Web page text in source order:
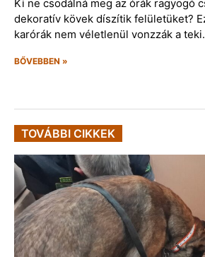
Ki ne csodálná meg az órák ragyogó
dekoratív kövek díszítik felületüket?
karórák nem véletlenül vonzzák a
BŐVEBBEN »
TOVÁBBI CIKKEK